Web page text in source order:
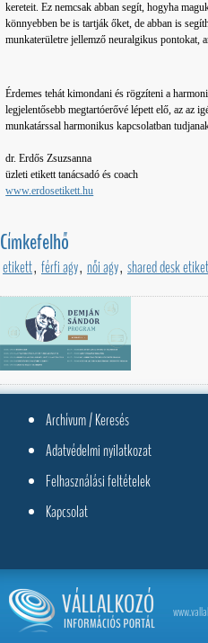
kereteit. Ez nemcsak abban segít, hogyha
könnyebben be is tartják őket, de abban is
munkaterületre jellemző neuralgikus pontokat,
Érdemes tehát kimondani és rögzíteni a
legjelentősebb megtartóerővé lépett elő, az az
munkatárssal harmonikus kapcsolatban
dr. Erdős Zsuzsanna
üzleti etikett tanácsadó és coach
www.erdosetikett.hu
Címkefelhő
etikett, férfi agy, női agy, shared desk
Archívum / Keresés
Adatvédelmi nyilatkozat
Felhasználási feltételek
Kapcsolat